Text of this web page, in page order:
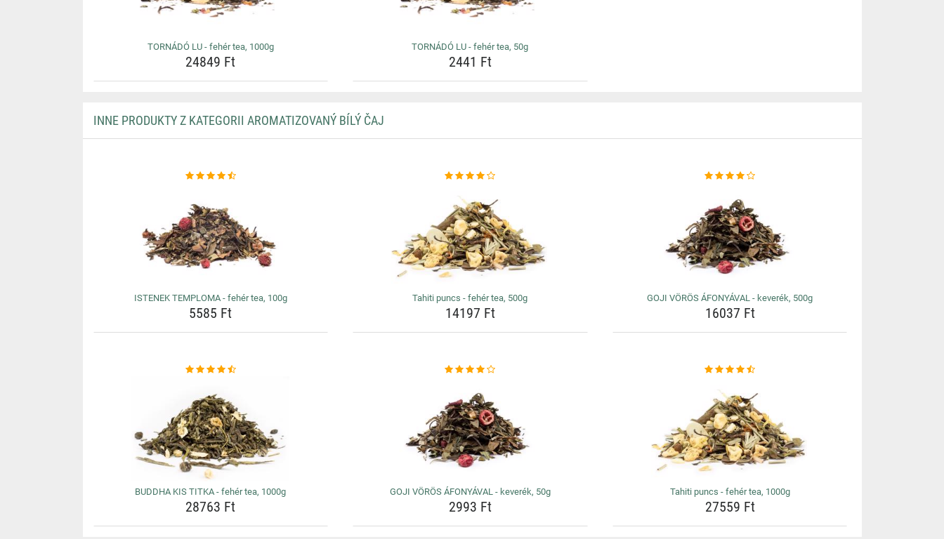
TORNÁDÓ LU - fehér tea, 1000g
24849 Ft
TORNÁDÓ LU - fehér tea, 50g
2441 Ft
INNE PRODUKTY Z KATEGORII AROMATIZOVANÝ BÍLÝ ČAJ
ISTENEK TEMPLOMA - fehér tea, 100g
5585 Ft
Tahiti puncs - fehér tea, 500g
14197 Ft
GOJI VÖRÖS ÁFONYÁVAL - keverék, 500g
16037 Ft
BUDDHA KIS TITKA - fehér tea, 1000g
28763 Ft
GOJI VÖRÖS ÁFONYÁVAL - keverék, 50g
2993 Ft
Tahiti puncs - fehér tea, 1000g
27559 Ft